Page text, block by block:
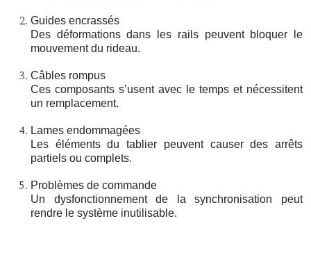
Guides encrassés
Des déformations dans les rails peuvent bloquer le
mouvement du rideau.
Câbles rompus
Ces composants s’usent avec le temps et nécessitent
un remplacement.
Lames endommagées
Les éléments du tablier peuvent causer des arrêts
partiels ou complets.
Problèmes de commande
Un dysfonctionnement de la synchronisation peut
rendre le système inutilisable.